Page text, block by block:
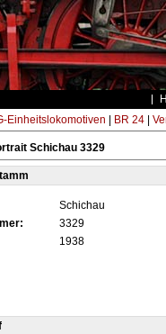
Einheitslokomotiven BR 24|
Schichau 3329
Schichau
3329
1938